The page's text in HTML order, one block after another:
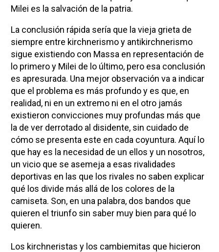
Milei es la salvación de la patria.
La conclusión rápida sería que la vieja grieta de
siempre entre kirchnerismo y antikirchnerismo
sigue existiendo con Massa en representación de
lo primero y Milei de lo último, pero esa conclusión
es apresurada. Una mejor observación va a indicar
que el problema es más profundo y es que, en
realidad, ni en un extremo ni en el otro jamás
existieron convicciones muy profundas más que
la de ver derrotado al disidente, sin cuidado de
cómo se presenta este en cada coyuntura. Aquí lo
que hay es la necesidad de un ellos y un nosotros,
un vicio que se asemeja a esas rivalidades
deportivas en las que los rivales no saben explicar
qué los divide más allá de los colores de la
camiseta. Son, en una palabra, dos bandos que
quieren el triunfo sin saber muy bien para qué lo
quieren.
Los kirchneristas y los cambiemitas que hicieron